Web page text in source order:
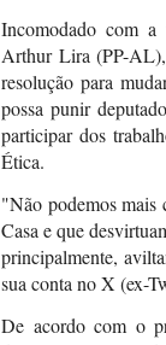
Incomodado com a
Arthur Lira (PP-
resolução para
possa punir
participar dos
Ética.
"Não podemos mais
Casa e que
principalmente,
sua conta no X (ex-
De acordo com o